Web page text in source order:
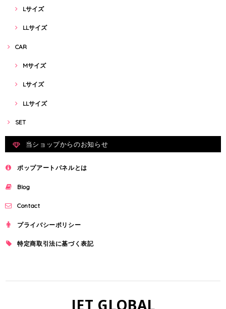
Lサイズ
LLサイズ
CAR
Mサイズ
Lサイズ
LLサイズ
SET
当ショップからのお知らせ
ポップアートパネルとは
Blog
Contact
プライバシーポリシー
特定商取引法に基づく表記
JET GLOBAL